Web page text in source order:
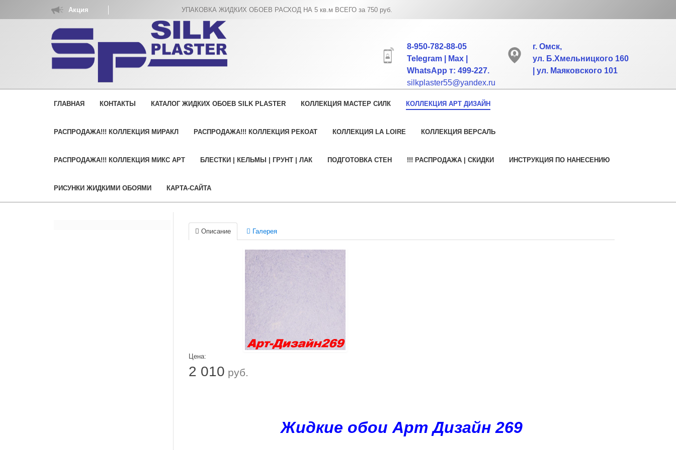
Акция УПАКОВКА ЖИДКИХ ОБОЕВ РАСХОД НА 5 кв.м ВСЕГО за 750 руб.
г. Омск,
ул. Б.Хмельницкого 160
| ул. Маяковского 101
8-950-782-88-05
Telegram | Max |
WhatsApp т: 499-227.
silkplaster55@yandex.ru
ГЛАВНАЯ КОНТАКТЫ КАТАЛОГ ЖИДКИХ ОБОЕВ SILK PLASTER КОЛЛЕКЦИЯ МАСТЕР СИЛК КОЛЛЕКЦИЯ АРТ ДИЗАЙН
РАСПРОДАЖА!!! КОЛЛЕКЦИЯ МИРАКЛ РАСПРОДАЖА!!! КОЛЛЕКЦИЯ РЕКОАТ КОЛЛЕКЦИЯ LA LOIRE КОЛЛЕКЦИЯ ВЕРСАЛЬ
РАСПРОДАЖА!!! КОЛЛЕКЦИЯ МИКС АРТ БЛЕСТКИ | КЕЛЬМЫ | ГРУНТ | ЛАК ПОДГОТОВКА СТЕН !!! РАСПРОДАЖА | СКИДКИ ИНСТРУКЦИЯ ПО НАНЕСЕНИЮ
РИСУНКИ ЖИДКИМИ ОБОЯМИ КАРТА-САЙТА
Описание Галерея
Цена:
2 010 руб.
Жидкие обои Арт Дизайн 269